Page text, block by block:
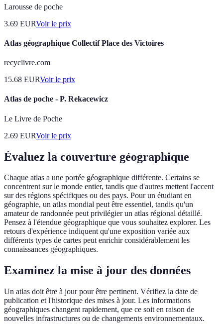
Larousse de poche
3.69 EURVoir le prix
Atlas géographique Collectif Place des Victoires
recyclivre.com
15.68 EURVoir le prix
Atlas de poche - P. Rekacewicz
Le Livre de Poche
2.69 EURVoir le prix
Évaluez la couverture géographique
Chaque atlas a une portée géographique différente. Certains se
concentrent sur le monde entier, tandis que d'autres mettent l'accent
sur des régions spécifiques ou des pays. Pour un étudiant en
géographie, un atlas mondial peut être essentiel, tandis qu'un
amateur de randonnée peut privilégier un atlas régional détaillé.
Pensez à l'étendue géographique que vous souhaitez explorer. Les
retours d'expérience indiquent qu'une exposition variée aux
différents types de cartes peut enrichir considérablement les
connaissances géographiques.
Examinez la mise à jour des données
Un atlas doit être à jour pour être pertinent. Vérifiez la date de
publication et l'historique des mises à jour. Les informations
géographiques changent rapidement, que ce soit en raison de
nouvelles infrastructures ou de changements environnementaux.